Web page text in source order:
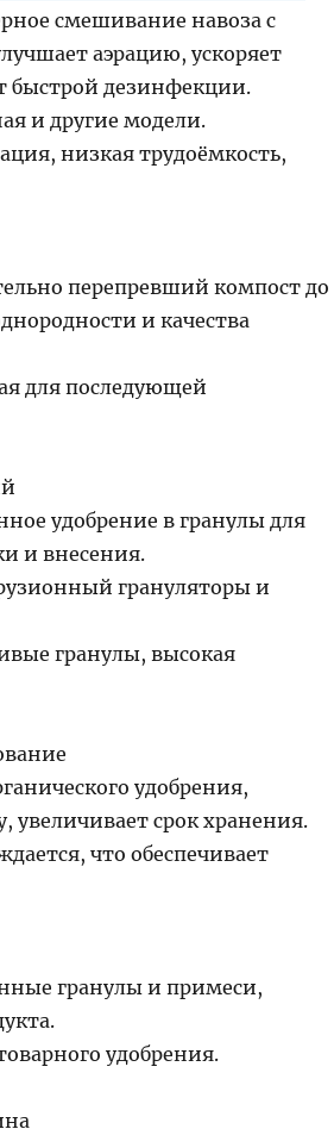
смешивание навоза с
аэрацию, ускоряет
быстрой дезинфекции.
и другие модели.
низкая трудоёмкость,
перепревший компост до
и качества
для последующей
удобрение в гранулы для
и внесения.
грануляторы и
гранулы, высокая
удобрения,
увеличивает срок хранения.
что обеспечивает
гранулы и примеси,
удобрения.